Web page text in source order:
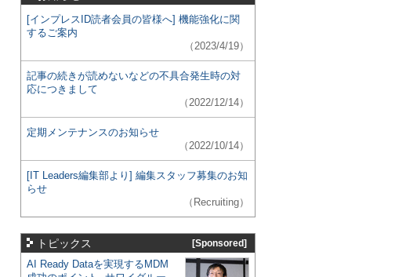
[インプレスID読者会員の皆様へ] 機能強化に関
するご案内
（2023/4/19）
記事の続きが読めないなどの不具合発生時の対
応につきまして
（2022/12/14）
定期メンテナンスのお知らせ
（2022/10/14）
[IT Leaders編集部より] 編集スタッフ募集のお知
らせ
（Recruiting）
トピックス [Sponsored]
AI Ready Dataを実現するMDM